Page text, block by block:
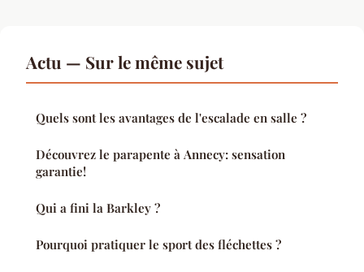
Actu — Sur le même sujet
Quels sont les avantages de l'escalade en salle ?
Découvrez le parapente à Annecy: sensation
garantie!
Qui a fini la Barkley ?
Pourquoi pratiquer le sport des fléchettes ?